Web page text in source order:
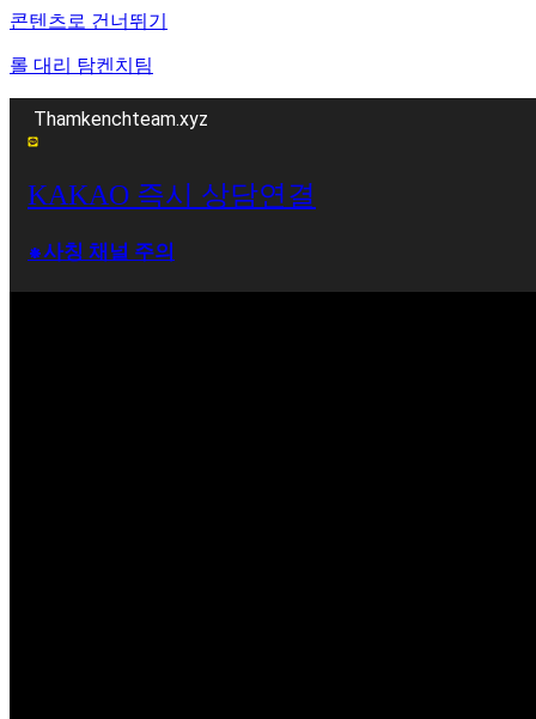
콘텐츠로 건너뛰기
롤 대리 탐켄치팀
Thamkenchteam.xyz
KAKAO 즉시 상담연결
⁕사칭 채널 주의